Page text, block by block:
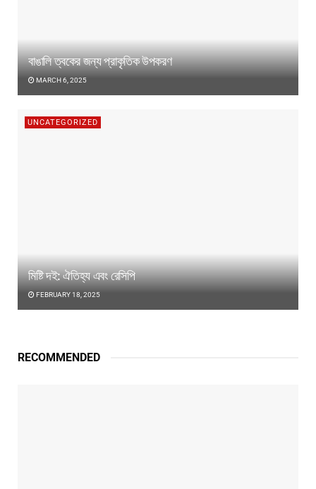
বাঙালি ত্বকের জন্য প্রাকৃতিক উপকরণ
MARCH 6, 2025
UNCATEGORIZED
মিষ্টি দই: ঐতিহ্য এবং রেসিপি
FEBRUARY 18, 2025
RECOMMENDED